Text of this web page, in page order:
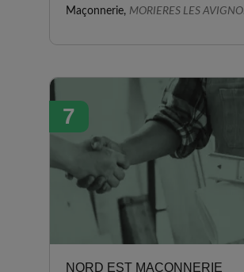
Maçonnerie, MORIERES LES
7
NORD EST MACONNERIE